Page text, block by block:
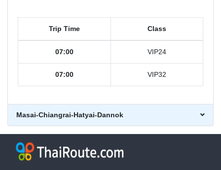
Trip Time Class
07:00 VIP24
07:00 VIP32
Masai-Chiangrai-Hatyai-Dannok